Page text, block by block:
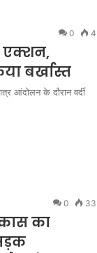
0 4
एक्शन,
बर्खास्त
आंदोलन के दौरान वर्दी
0 33
का